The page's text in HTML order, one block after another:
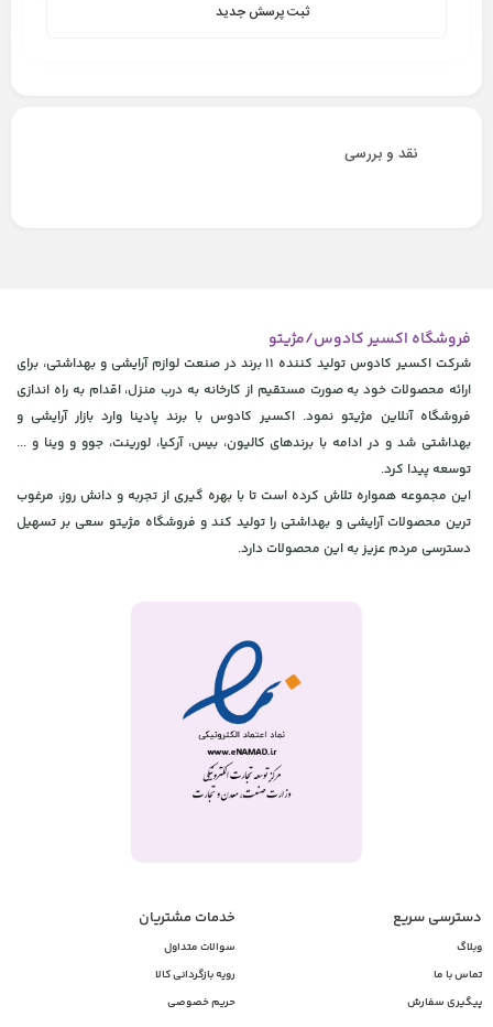
ثبت پرسش جدید
نقد و بررسی
فروشگاه اکسیر کادوس/مژیتو
شرکت اکسیر کادوس تولید کننده 11 برند در صنعت لوازم آرایشی و بهداشتی، برای
ارائه محصولات خود به صورت مستقیم از کارخانه به درب منزل، اقدام به راه اندازی
فروشگاه آنلاین مژیتو نمود. اکسیر کادوس با برند پادینا وارد بازار آرایشی و
بهداشتی شد و در ادامه با برندهای کالیون، بیس، آرکیا، لورینت، جوو و وینا و ...
توسعه پیدا کرد.
این مجموعه همواره تلاش کرده است تا با بهره گیری از تجربه و دانش روز، مرغوب
ترین محصولات آرایشی و بهداشتی را تولید کند و فروشگاه مژیتو سعی بر تسهیل
دسترسی مردم عزیز به این محصولات دارد.
دسترسی سریع
وبلاگ
تماس با ما
پیگیری سفارش
خدمات مشتریان
سوالات متداول
رویه بازگردانی کالا
حریم خصوصی